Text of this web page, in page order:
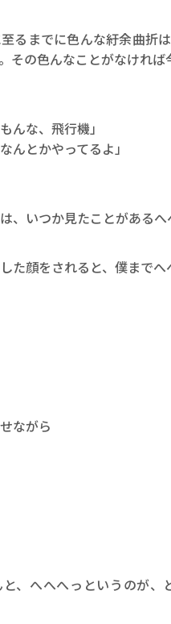
るまでに色んな紆余曲折
その色んなことがなければ
んな、飛行機」
んとかやってるよ」
、いつか見たことがあるへ
た顔をされると、僕までへ
ながら
、へへへっというのが